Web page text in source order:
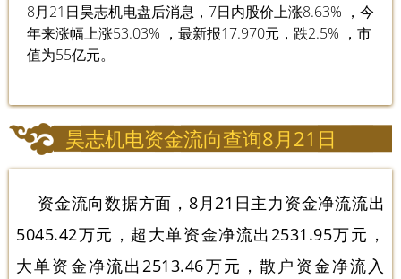
8月21日昊志机电盘后消息，7日内股价上涨8.63% ，今
年来涨幅上涨53.03% ，最新报17.970元，跌2.5% ，市
值为55亿元。
昊志机电资金流向查询8月21日
资金流向数据方面，8月21日主力资金净流流出
5045.42万元，超大单资金净流出2531.95万元，
大单资金净流出2513.46万元，散户资金净流入